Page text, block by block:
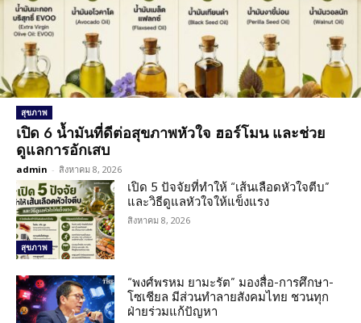
สุขภาพ
เปิด 6 น้ำมันที่ดีต่อสุขภาพหัวใจ ฮอร์โมน และช่วย
ดูแลการอักเสบ
admin - สิงหาคม 8, 2026
สุขภาพ
เปิด 5 ปัจจัยที่ทำให้ “เส้นเลือดหัวใจตีบ”
และวิธีดูแลหัวใจให้แข็งแรง
สิงหาคม 8, 2026
“พงศ์พรหม ยามะรัต” มองสื่อ-การศึกษา-
โซเชียล มีส่วนทำลายสังคมไทย ชวนทุก
ฝ่ายร่วมแก้ปัญหา